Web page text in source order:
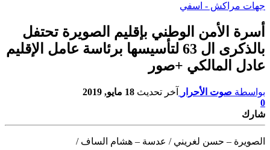
جهات مراكش - اسفي
أسرة الأمن الوطني بإقليم الصويرة تحتفل
بالذكرى ال 63 لتأسيسها برئاسة عامل الإقليم
عادل المالكي +صور
بواسطة صوت الأحرار آخر تحديث 18 مايو, 2019
0
شارك
الصويرة – حسن لغريني / عدسة – هشام الساف /